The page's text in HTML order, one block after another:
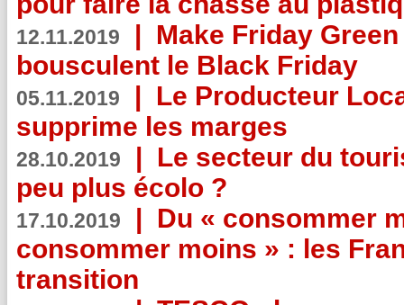
12.11.2019 | Make Friday
bousculent le Black Friday
05.11.2019 | Le Producteur
supprime les marges
28.10.2019 | Le secteur du
peu plus écolo ?
17.10.2019 | Du « consommer
consommer moins » : les
transition